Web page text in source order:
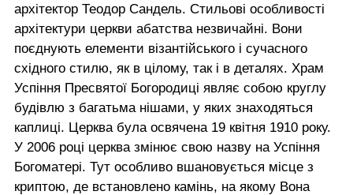
архітектор Теодор Сандель. Стильові особливості
архітектури церкви абатства незвичайні. Вони
поєднують елементи візантійського і сучасного
східного стилю, як в цілому, так і в деталях. Храм
Успіння Пресвятої Богородиці являє собою круглу
будівлю з багатьма нішами, у яких знаходяться
каплиці. Церква була освячена 19 квітня 1910 року.
У 2006 році церква змінює свою назву на Успіння
Богоматері. Тут особливо вшановується місце з
криптою, де встановлено камінь, на якому Вона